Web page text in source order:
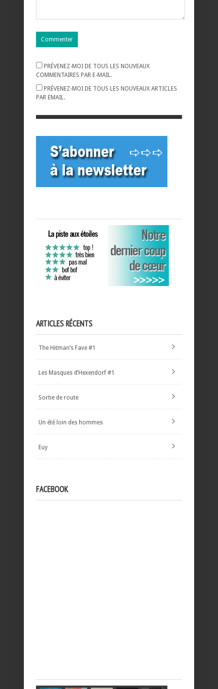
PRÉVENEZ-MOI DE TOUS LES NOUVEAUX
COMMENTAIRES PAR E-MAIL.
PRÉVENEZ-MOI DE TOUS LES NOUVEAUX ARTICLES
PAR EMAIL.
ARTICLES RÉCENTS
The Hitman’s Fave #1
Les Masques d’Hexendorf #1
Sortie de route
Un été loin des hommes
Euy
FACEBOOK